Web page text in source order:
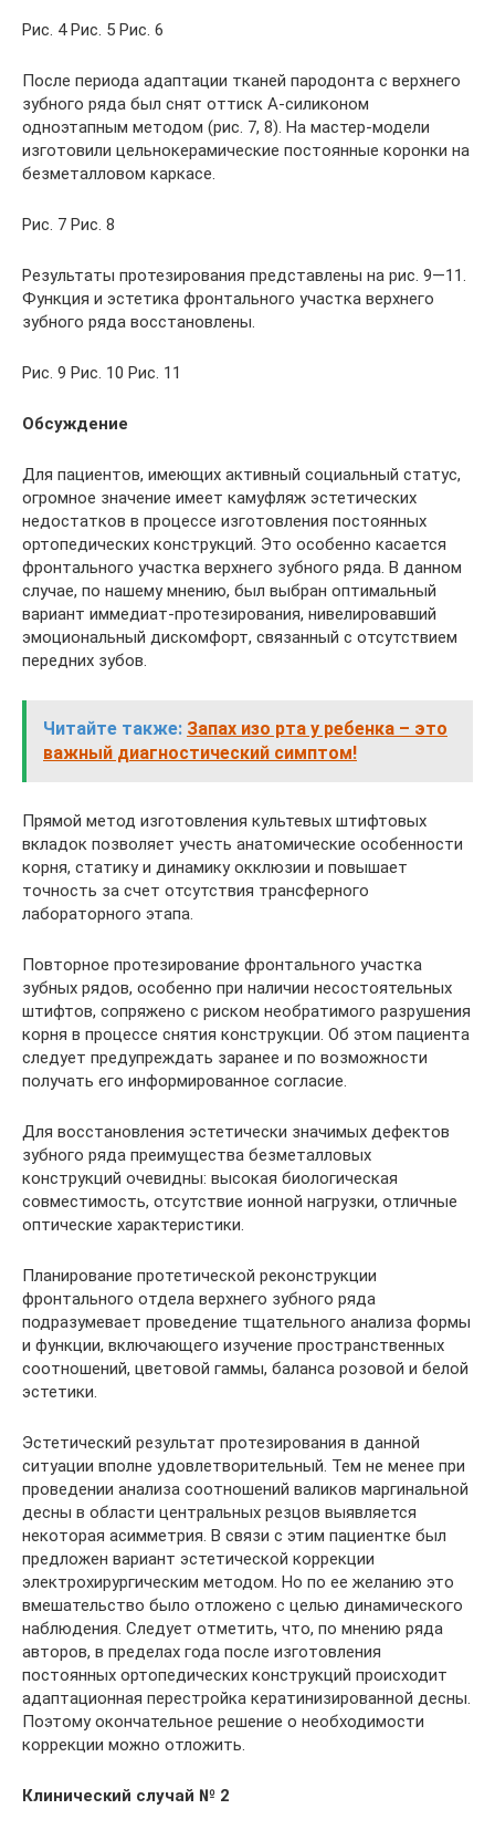
Рис. 4 Рис. 5 Рис. 6
После периода адаптации тканей пародонта с верхнего
зубного ряда был снят оттиск А-силиконом
одноэтапным методом (рис. 7, 8). На мастер-модели
изготовили цельнокерамические постоянные коронки на
безметалловом каркасе.
Рис. 7 Рис. 8
Результаты протезирования представлены на рис. 9—11.
Функция и эстетика фронтального участка верхнего
зубного ряда восстановлены.
Рис. 9 Рис. 10 Рис. 11
Обсуждение
Для пациентов, имеющих активный социальный статус,
огромное значение имеет камуфляж эстетических
недостатков в процессе изготовления постоянных
ортопедических конструкций. Это особенно касается
фронтального участка верхнего зубного ряда. В данном
случае, по нашему мнению, был выбран оптимальный
вариант иммедиат-протезирования, нивелировавший
эмоциональный дискомфорт, связанный с отсутствием
передних зубов.
Читайте также: Запах изо рта у ребенка – это
важный диагностический симптом!
Прямой метод изготовления культевых штифтовых
вкладок позволяет учесть анатомические особенности
корня, статику и динамику окклюзии и повышает
точность за счет отсутствия трансферного
лабораторного этапа.
Повторное протезирование фронтального участка
зубных рядов, особенно при наличии несостоятельных
штифтов, сопряжено с риском необратимого разрушения
корня в процессе снятия конструкции. Об этом пациента
следует предупреждать заранее и по возможности
получать его информированное согласие.
Для восстановления эстетически значимых дефектов
зубного ряда преимущества безметалловых
конструкций очевидны: высокая биологическая
совместимость, отсутствие ионной нагрузки, отличные
оптические характеристики.
Планирование протетической реконструкции
фронтального отдела верхнего зубного ряда
подразумевает проведение тщательного анализа формы
и функции, включающего изучение пространственных
соотношений, цветовой гаммы, баланса розовой и белой
эстетики.
Эстетический результат протезирования в данной
ситуации вполне удовлетворительный. Тем не менее при
проведении анализа соотношений валиков маргинальной
десны в области центральных резцов выявляется
некоторая асимметрия. В связи с этим пациентке был
предложен вариант эстетической коррекции
электрохирургическим методом. Но по ее желанию это
вмешательство было отложено с целью динамического
наблюдения. Следует отметить, что, по мнению ряда
авторов, в пределах года после изготовления
постоянных ортопедических конструкций происходит
адаптационная перестройка кератинизированной десны.
Поэтому окончательное решение о необходимости
коррекции можно отложить.
Клинический случай № 2